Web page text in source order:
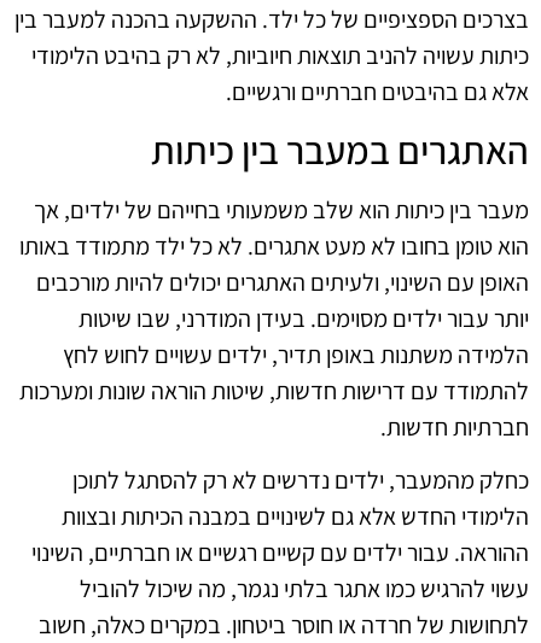
בצרכים הספציפיים של כל ילד. ההשקעה בהכנה למעבר בין
כיתות עשויה להניב תוצאות חיוביות, לא רק בהיבט הלימודי
אלא גם בהיבטים חברתיים ורגשיים.
האתגרים במעבר בין כיתות
מעבר בין כיתות הוא שלב משמעותי בחייהם של ילדים, אך
הוא טומן בחובו לא מעט אתגרים. לא כל ילד מתמודד באותו
האופן עם השינוי, ולעיתים האתגרים יכולים להיות מורכבים
יותר עבור ילדים מסוימים. בעידן המודרני, שבו שיטות
הלמידה משתנות באופן תדיר, ילדים עשויים לחוש לחץ
להתמודד עם דרישות חדשות, שיטות הוראה שונות ומערכות
חברתיות חדשות.
כחלק מהמעבר, ילדים נדרשים לא רק להסתגל לתוכן
הלימודי החדש אלא גם לשינויים במבנה הכיתות ובצוות
ההוראה. עבור ילדים עם קשיים רגשיים או חברתיים, השינוי
עשוי להרגיש כמו אתגר בלתי נגמר, מה שיכול להוביל
לתחושות של חרדה או חוסר ביטחון. במקרים כאלה, חשוב